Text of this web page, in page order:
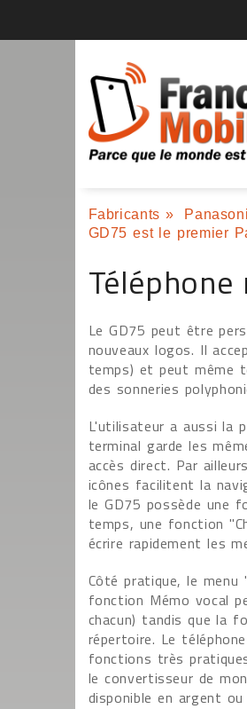
Fabricants »
GD75 est le premier
Le GD75 peut être
nouveaux logos. Il
temps) et peut même
des sonneries
L'utilisateur a aussi la
terminal garde les
accès direct. Par
icônes facilitent la
le GD75 possède une
temps, une fonction
écrire rapidement les
Côté pratique, le menu
fonction Mémo vocal
chacun) tandis que la
répertoire. Le
fonctions très
le convertisseur de
disponible en argent